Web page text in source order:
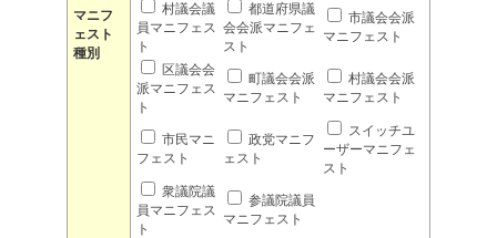
マニフ
ェスト
種別
村議会議
員マニフェス
ト
都道府県議
会会派マニフェ
スト
市議会会派
マニフェスト
区議会会
派マニフェス
ト
町議会会派
マニフェスト
村議会会派
マニフェスト
市民マニ
フェスト
政党マニフ
ェスト
スイッチユ
ーザーマニフェ
スト
衆議院議
員マニフェス
ト
参議院議員
マニフェスト